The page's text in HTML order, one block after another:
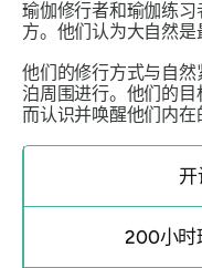
瑜伽修行者和瑜伽练
方。他们认为大自然是
他们的修行方式与自
泊周围进行。他们的
而认识并唤醒他们内在
开
200小时